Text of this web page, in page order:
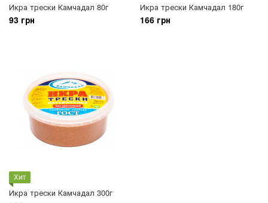
Икра трески Камчадал 80г
93 грн
Икра трески Камчадал 180г
166 грн
Хит
Икра трески Камчадал 300г